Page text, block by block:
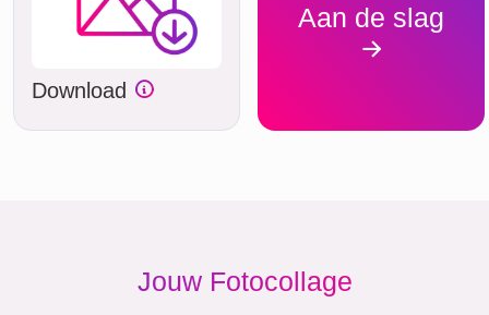
Download
Aan de slag
Jouw Fotocollage